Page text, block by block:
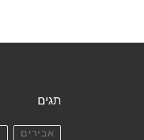
תגים
אבירים